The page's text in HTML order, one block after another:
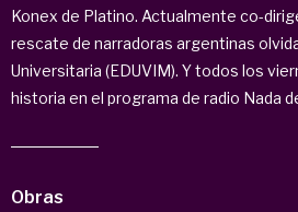
Konex de Platino. Actualmente co-
rescate de narradoras argentinas
Universitaria (EDUVIM). Y todos los
historia en el programa de radio Nada
Obras